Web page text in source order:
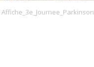
Affiche_3e_Journee_Parkinson